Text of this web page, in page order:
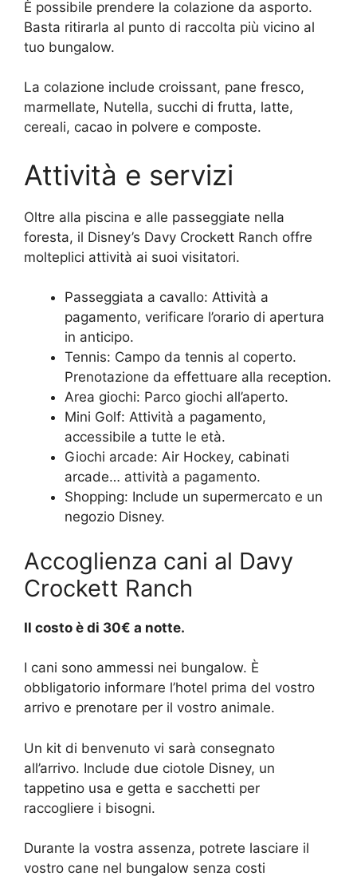
È possibile prendere la colazione da asporto.
Basta ritirarla al punto di raccolta più vicino al
tuo bungalow.
La colazione include croissant, pane fresco,
marmellate, Nutella, succhi di frutta, latte,
cereali, cacao in polvere e composte.
Attività e servizi
Oltre alla piscina e alle passeggiate nella
foresta, il Disney’s Davy Crockett Ranch offre
molteplici attività ai suoi visitatori.
Passeggiata a cavallo: Attività a
pagamento, verificare l’orario di apertura
in anticipo.
Tennis: Campo da tennis al coperto.
Prenotazione da effettuare alla reception.
Area giochi: Parco giochi all’aperto.
Mini Golf: Attività a pagamento,
accessibile a tutte le età.
Giochi arcade: Air Hockey, cabinati
arcade… attività a pagamento.
Shopping: Include un supermercato e un
negozio Disney.
Accoglienza cani al Davy
Crockett Ranch
Il costo è di 30€ a notte.
I cani sono ammessi nei bungalow. È
obbligatorio informare l’hotel prima del vostro
arrivo e prenotare per il vostro animale.
Un kit di benvenuto vi sarà consegnato
all’arrivo. Include due ciotole Disney, un
tappetino usa e getta e sacchetti per
raccogliere i bisogni.
Durante la vostra assenza, potrete lasciare il
vostro cane nel bungalow senza costi